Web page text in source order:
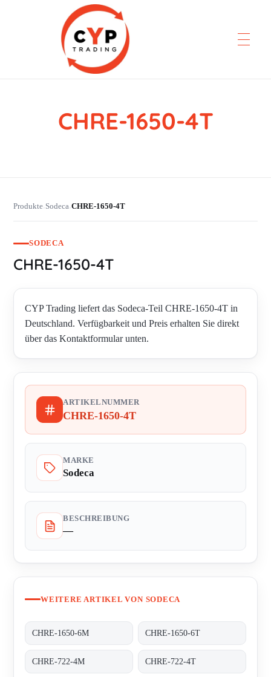
CYP Trading
Professionelle Ersatzteilbeschaffung
CHRE-1650-4T
Produkte›Sodeca›CHRE-1650-4T
SODECA
CHRE-1650-4T
CYP Trading liefert das Sodeca-Teil CHRE-1650-4T in
Deutschland. Verfügbarkeit und Preis erhalten Sie direkt
über das Kontaktformular unten.
ARTIKELNUMMER
CHRE-1650-4T
MARKE
Sodeca
BESCHREIBUNG
—
WEITERE ARTIKEL VON SODECA
CHRE-1650-6M CHRE-1650-6T
CHRE-722-4M CHRE-722-4T